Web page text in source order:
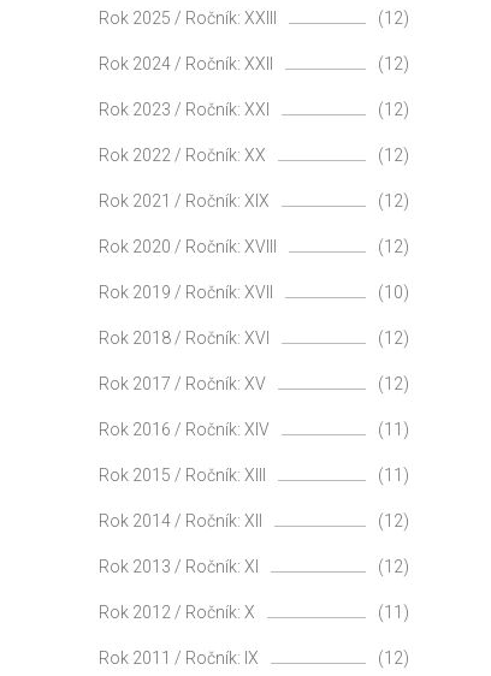
Rok 2025 / Ročník: XXIII (12)
Rok 2024 / Ročník: XXII (12)
Rok 2023 / Ročník: XXI (12)
Rok 2022 / Ročník: XX (12)
Rok 2021 / Ročník: XIX (12)
Rok 2020 / Ročník: XVIII (12)
Rok 2019 / Ročník: XVII (10)
Rok 2018 / Ročník: XVI (12)
Rok 2017 / Ročník: XV (12)
Rok 2016 / Ročník: XIV (11)
Rok 2015 / Ročník: XIII (11)
Rok 2014 / Ročník: XII (12)
Rok 2013 / Ročník: XI (12)
Rok 2012 / Ročník: X (11)
Rok 2011 / Ročník: IX (12)